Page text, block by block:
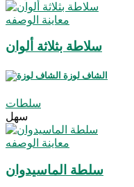
معاينة الوصفه
سلاطة بثلاثة ألوان
الشاف لوزة
سلطات
سهل
معاينة الوصفه
سلطة الماسيدوان